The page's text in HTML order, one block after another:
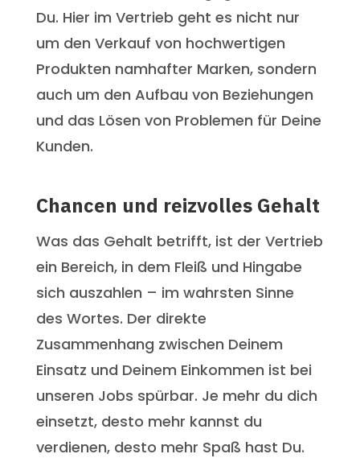
Du. Hier im Vertrieb geht es nicht nur
um den Verkauf von hochwertigen
Produkten namhafter Marken, sondern
auch um den Aufbau von Beziehungen
und das Lösen von Problemen für Deine
Kunden.
Chancen und reizvolles Gehalt
Was das Gehalt betrifft, ist der Vertrieb
ein Bereich, in dem Fleiß und Hingabe
sich auszahlen – im wahrsten Sinne
des Wortes. Der direkte
Zusammenhang zwischen Deinem
Einsatz und Deinem Einkommen ist bei
unseren Jobs spürbar. Je mehr du dich
einsetzt, desto mehr kannst du
verdienen, desto mehr Spaß hast Du.